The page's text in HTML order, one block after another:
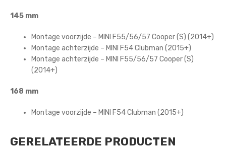
145 mm
Montage voorzijde – MINI F55/56/57 Cooper (S) (2014+)
Montage achterzijde – MINI F54 Clubman (2015+)
Montage achterzijde – MINI F55/56/57 Cooper (S)
(2014+)
168 mm
Montage voorzijde – MINI F54 Clubman (2015+)
GERELATEERDE PRODUCTEN